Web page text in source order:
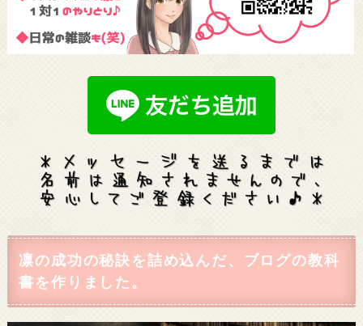
凛の成功の秘訣を詰め込んだ、ブログの教科
書を作りました。